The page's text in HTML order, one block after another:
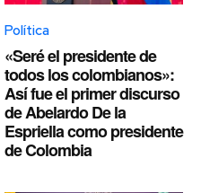
Política
«Seré el presidente de
todos los colombianos»:
Así fue el primer discurso
de Abelardo De la
Espriella como presidente
de Colombia